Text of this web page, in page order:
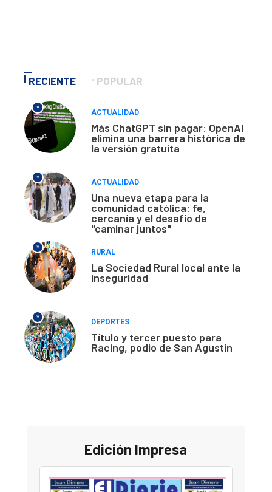
RECIENTE POPULAR
*
ACTUALIDAD
Más ChatGPT sin pagar: OpenAI
elimina una barrera histórica de
la versión gratuita
*
ACTUALIDAD
Una nueva etapa para la
comunidad católica: fe,
cercanía y el desafío de
"caminar juntos"
*
RURAL
La Sociedad Rural local ante la
inseguridad
*
DEPORTES
Título y tercer puesto para
Racing, podio de San Agustín
Edición Impresa